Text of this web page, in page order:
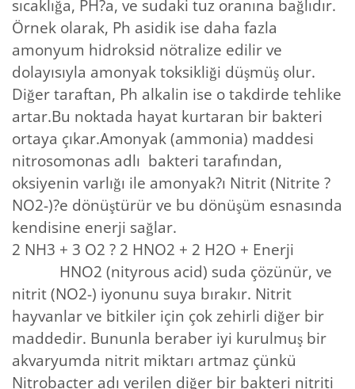
sıcaklığa, PH?a, ve sudaki tuz oranına bağlıdır.
Örnek olarak, Ph asidik ise daha fazla
amonyum hidroksid nötralize edilir ve
dolayısıyla amonyak toksikliği düşmüş olur.
Diğer taraftan, Ph alkalin ise o takdirde tehlike
artar.Bu noktada hayat kurtaran bir bakteri
ortaya çıkar.Amonyak (ammonia) maddesi
nitrosomonas adlı bakteri tarafından,
oksiyenin varlığı ile amonyak?ı Nitrit (Nitrite ?
NO2-)?e dönüştürür ve bu dönüşüm esnasında
kendisine enerji sağlar.
2 NH3 + 3 O2 ? 2 HNO2 + 2 H2O + Enerji
HNO2 (nityrous acid) suda çözünür, ve
nitrit (NO2-) iyonunu suya bırakır. Nitrit
hayvanlar ve bitkiler için çok zehirli diğer bir
maddedir. Bununla beraber iyi kurulmuş bir
akvaryumda nitrit miktarı artmaz çünkü
Nitrobacter adı verilen diğer bir bakteri nitriti